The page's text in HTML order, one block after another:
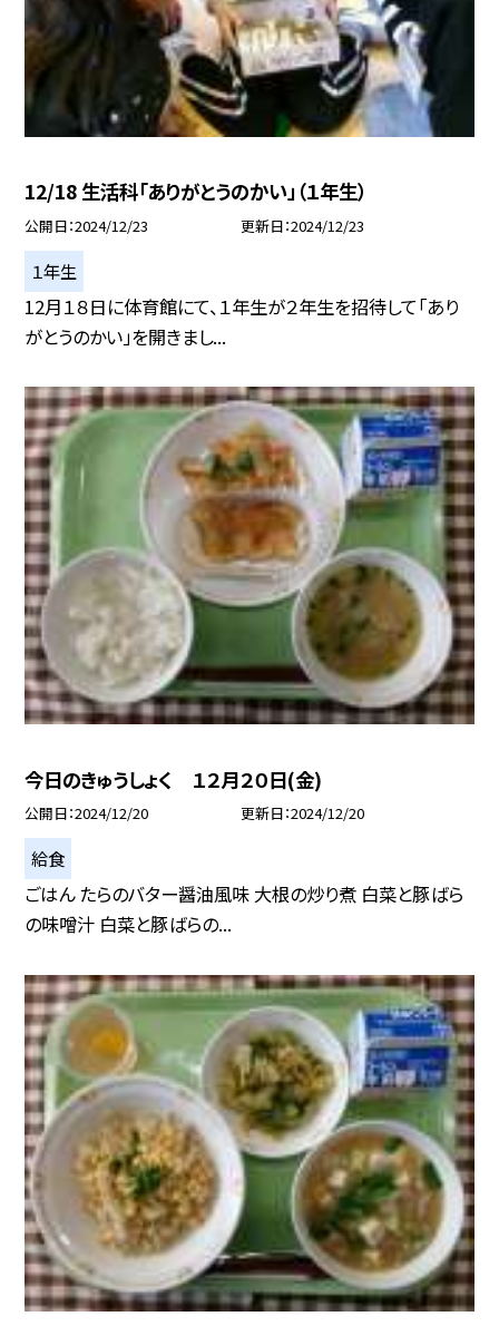
12/18 生活科「ありがとうのかい」（１年生）
公開日 2024/12/23 更新日 2024/12/23
１年生
12月１８日に体育館にて、１年生が２年生を招待して「あり
がとうのかい」を開きまし...
今日のきゅうしょく １２月２０日(金)
公開日 2024/12/20 更新日 2024/12/20
給食
ごはん たらのバター醤油風味 大根の炒り煮 白菜と豚ばら
の味噌汁 白菜と豚ばらの...